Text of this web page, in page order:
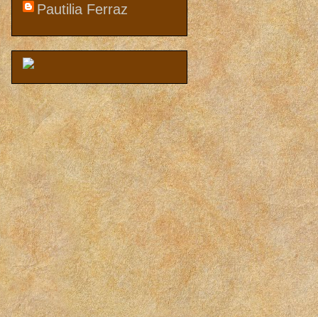
Pautilia Ferraz